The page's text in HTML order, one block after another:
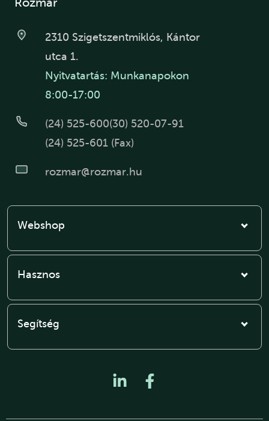
2310 Szigetszentmiklós, Kántor
utca 1.
Nyitvatartás: Munkanapokon
8:00-17:00
(24) 525-600(30) 520-07-91
(24) 525-601 (Fax)
rozmar@rozmar.hu
Webshop
Hasznos
Segítség